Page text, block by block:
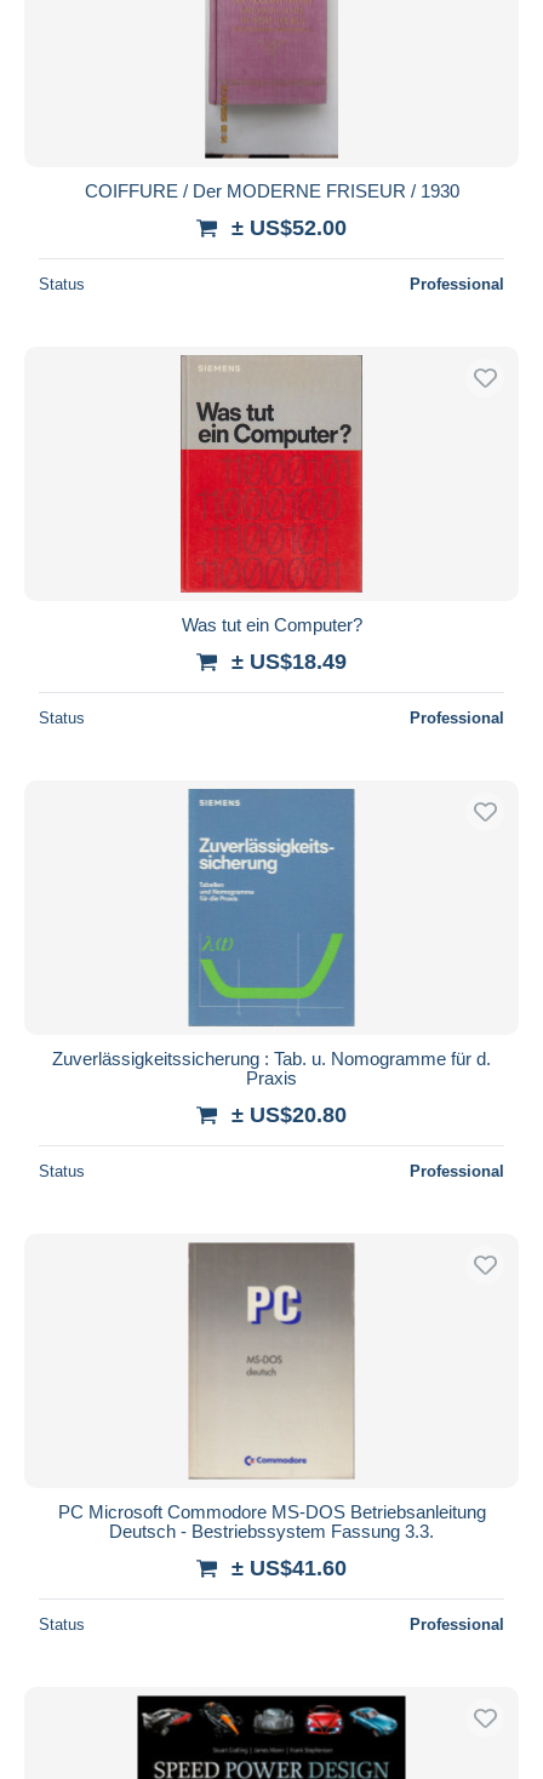
COIFFURE / Der MODERNE FRISEUR / 1930
± US$52.00
Status Professional
Was tut ein Computer?
± US$18.49
Status Professional
Zuverlässigkeitssicherung : Tab. u. Nomogramme für d.
Praxis
± US$20.80
Status Professional
PC Microsoft Commodore MS-DOS Betriebsanleitung
Deutsch - Bestriebssystem Fassung 3.3.
± US$41.60
Status Professional